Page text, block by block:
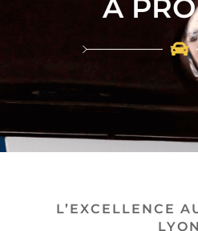
À
L’EXCELLENCE
LYON